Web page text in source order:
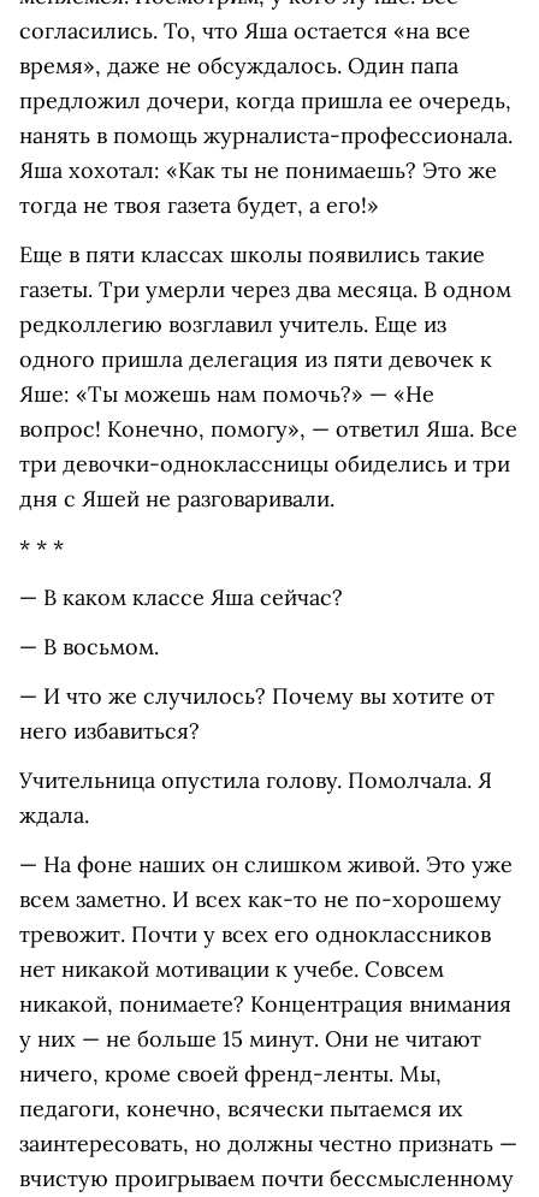
согласились. То, что Яша остается «на все
время», даже не обсуждалось. Один папа
предложил дочери, когда пришла ее очередь,
нанять в помощь журналиста-профессионала.
Яша хохотал: «Как ты не понимаешь? Это же
тогда не твоя газета будет, а его!»
Еще в пяти классах школы появились такие
газеты. Три умерли через два месяца. В одном
редколлегию возглавил учитель. Еще из
одного пришла делегация из пяти девочек к
Яше: «Ты можешь нам помочь?» — «Не
вопрос! Конечно, помогу», — ответил Яша. Все
три девочки-одноклассницы обиделись и три
дня с Яшей не разговаривали.
* * *
— В каком классе Яша сейчас?
— В восьмом.
— И что же случилось? Почему вы хотите от
него избавиться?
Учительница опустила голову. Помолчала. Я
ждала.
— На фоне наших он слишком живой. Это уже
всем заметно. И всех как-то не по-хорошему
тревожит. Почти у всех его одноклассников
нет никакой мотивации к учебе. Совсем
никакой, понимаете? Концентрация внимания
у них — не больше 15 минут. Они не читают
ничего, кроме своей френд-ленты. Мы,
педагоги, конечно, всячески пытаемся их
заинтересовать, но должны честно признать —
вчистую проигрываем почти бессмысленному